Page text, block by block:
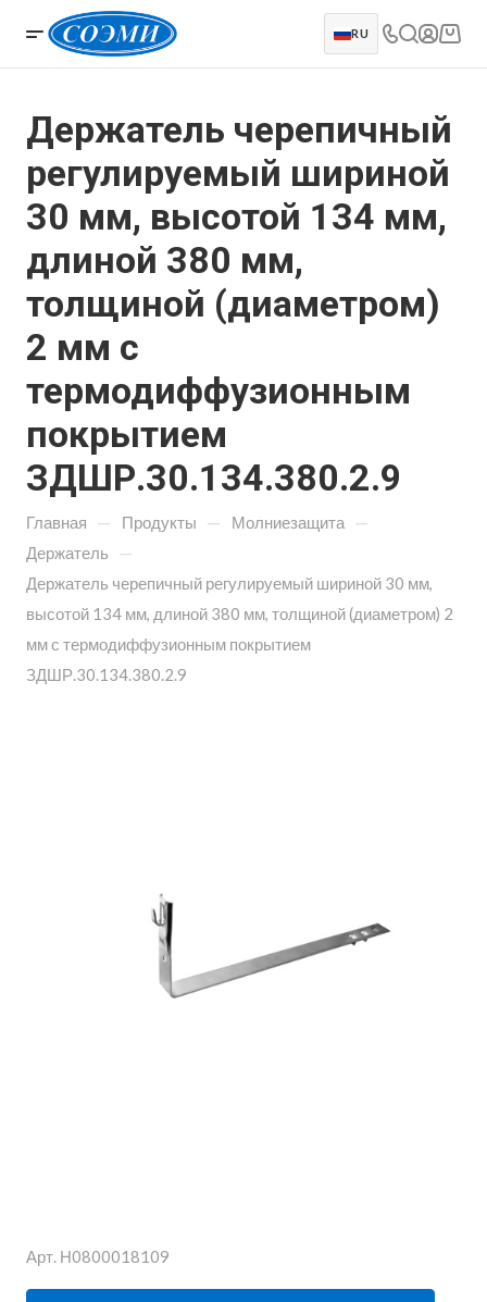
RU
Держатель черепичный
регулируемый шириной
30 мм, высотой 134 мм,
длиной 380 мм,
толщиной (диаметром)
2 мм с
термодиффузионным
покрытием
ЗДШР.30.134.380.2.9
Главная — Продукты — Молниезащита —
Держатель —
Держатель черепичный регулируемый шириной 30 мм,
высотой 134 мм, длиной 380 мм, толщиной (диаметром) 2
мм с термодиффузионным покрытием
ЗДШР.30.134.380.2.9
Арт. Н0800018109